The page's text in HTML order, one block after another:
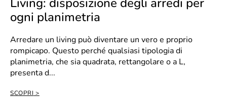
Living: disposizione degli arredi per
ogni planimetria
Arredare un living può diventare un vero e proprio
rompicapo. Questo perché qualsiasi tipologia di
planimetria, che sia quadrata, rettangolare o a L,
presenta d...
SCOPRI